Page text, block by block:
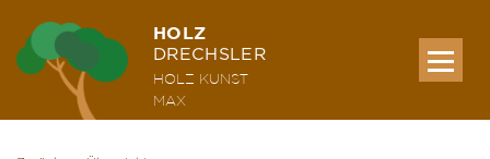
HOLZ
DRECHSLER
HOLZ KUNST
MAX